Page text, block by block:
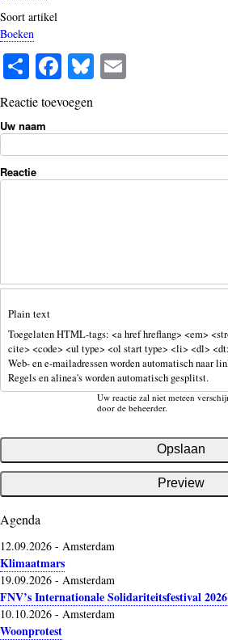
Soort artikel
Boeken
S
ha
re
Fa
ce
bo
ok
Bl
ue
y
Reactie toevoegen
Uw naam
Reactie
Plain text
Toegelaten HTML-tags: <a href hreflang> <em>
cite> <code> <ul type> <ol start type> <li> <dl>
Web- en e-mailadressen worden automatisch naar
Regels en alinea's worden automatisch gesplitst.
Uw reactie zal niet meteen
door de beheerder.
Agenda
12.09.2026 - Amsterdam
Klimaatmars
19.09.2026 - Amsterdam
FNV’s Internationale Solidariteitsfestival 2026
10.10.2026 - Amsterdam
Woonprotest